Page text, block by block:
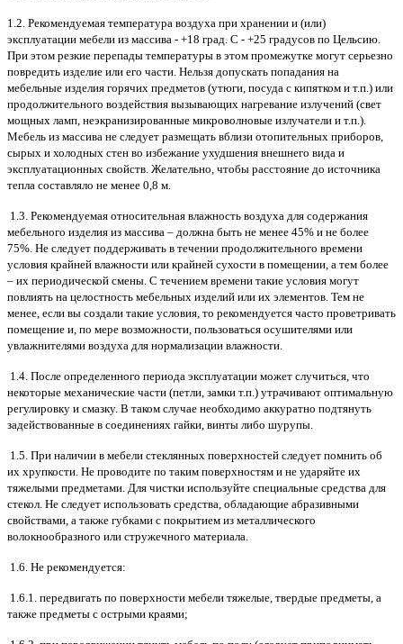
1.2. Рекомендуемая температура воздуха при хранении и (или)
эксплуатации мебели из массива - +18 град. С - +25 градусов по Цельсию.
При этом резкие перепады температуры в этом промежутке могут серьезно
повредить изделие или его части. Нельзя допускать попадания на
мебельные изделия горячих предметов (утюги, посуда с кипятком и т.п.) или
продолжительного воздействия вызывающих нагревание излучений (свет
мощных ламп, неэкранизированные микроволновые излучатели и т.п.).
Мебель из массива не следует размещать вблизи отопительных приборов,
сырых и холодных стен во избежание ухудшения внешнего вида и
эксплуатационных свойств. Желательно, чтобы расстояние до источника
тепла составляло не менее 0,8 м.
1.3. Рекомендуемая относительная влажность воздуха для содержания
мебельного изделия из массива – должна быть не менее 45% и не более
75%. Не следует поддерживать в течении продолжительного времени
условия крайней влажности или крайней сухости в помещении, а тем более
– их периодической смены. С течением времени такие условия могут
повлиять на целостность мебельных изделий или их элементов. Тем не
менее, если вы создали такие условия, то рекомендуется часто проветривать
помещение и, по мере возможности, пользоваться осушителями или
увлажнителями воздуха для нормализации влажности.
1.4. После определенного периода эксплуатации может случиться, что
некоторые механические части (петли, замки т.п.) утрачивают оптимальную
регулировку и смазку. В таком случае необходимо аккуратно подтянуть
задействованные в соединениях гайки, винты либо шурупы.
1.5. При наличии в мебели стеклянных поверхностей следует помнить об
их хрупкости. Не проводите по таким поверхностям и не ударяйте их
тяжелыми предметами. Для чистки используйте специальные средства для
стекол. Не следует использовать средства, обладающие абразивными
свойствами, а также губками с покрытием из металлического
волокнообразного или стружечного материала.
1.6. Не рекомендуется:
1.6.1. передвигать по поверхности мебели тяжелые, твердые предметы, а
также предметы с острыми краями;